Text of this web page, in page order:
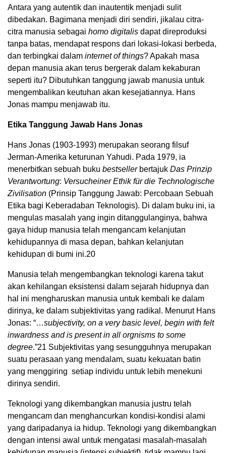
Antara yang autentik dan inautentik menjadi sulit
dibedakan. Bagimana menjadi diri sendiri, jikalau citra-
citra manusia sebagai homo digitalis dapat direproduksi
tanpa batas, mendapat respons dari lokasi-lokasi berbeda,
dan terbingkai dalam internet of things? Apakah masa
depan manusia akan terus bergerak dalam kekaburan
seperti itu? Dibutuhkan tanggung jawab manusia untuk
mengembalikan keutuhan akan kesejatiannya. Hans
Jonas mampu menjawab itu.
Etika Tanggung Jawab Hans Jonas
Hans Jonas (1903-1993) merupakan seorang filsuf
Jerman-Amerika keturunan Yahudi. Pada 1979, ia
menerbitkan sebuah buku bestseller bertajuk Das Prinzip
Verantwortung: Versucheiner Ethik für die Technologische
Zivilisation (Prinsip Tanggung Jawab: Percobaan Sebuah
Etika bagi Keberadaban Teknologis). Di dalam buku ini, ia
mengulas masalah yang ingin ditanggulanginya, bahwa
gaya hidup manusia telah mengancam kelanjutan
kehidupannya di masa depan, bahkan kelanjutan
kehidupan di bumi ini.20
Manusia telah mengembangkan teknologi karena takut
akan kehilangan eksistensi dalam sejarah hidupnya dan
hal ini mengharuskan manusia untuk kembali ke dalam
dirinya, ke dalam subjektivitas yang radikal. Menurut Hans
Jonas: “…subjectivity, on a very basic level, begin with felt
inwardness and is present in all orgnisms to some
degree.”21 Subjektivitas yang sesungguhnya merupakan
suatu perasaan yang mendalam, suatu kekuatan batin
yang menggiring setiap individu untuk lebih menekuni
dirinya sendiri.
Teknologi yang dikembangkan manusia justru telah
mengancam dan menghancurkan kondisi-kondisi alami
yang daripadanya ia hidup. Teknologi yang dikembangkan
dengan intensi awal untuk mengatasi masalah-masalah